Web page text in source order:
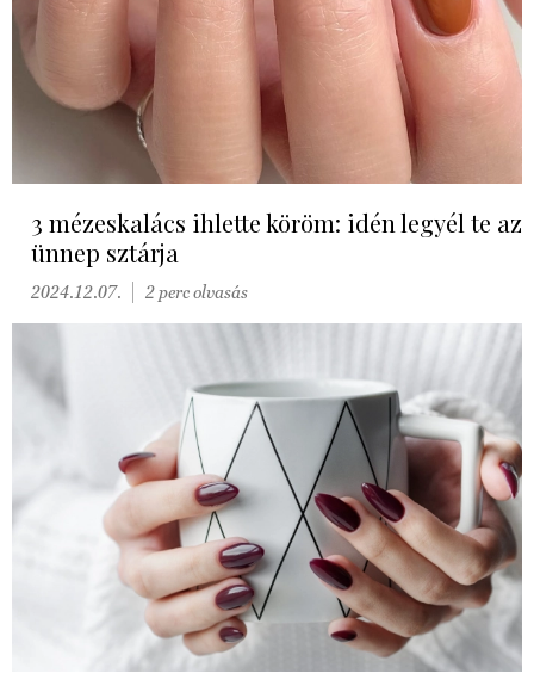
3 mézeskalács ihlette köröm: idén legyél te az
ünnep sztárja
2024.12.07. 2 perc olvasás